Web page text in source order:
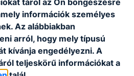
óra:
12:30-13:30
Fanni
információk személyes
Az alábbiakban
arról, hogy mely típusú
kívánja engedélyezni. A
teljeskörű információkat a